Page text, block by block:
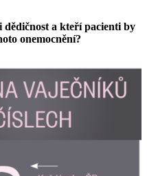
a kteří pacienti by
onemocnění?